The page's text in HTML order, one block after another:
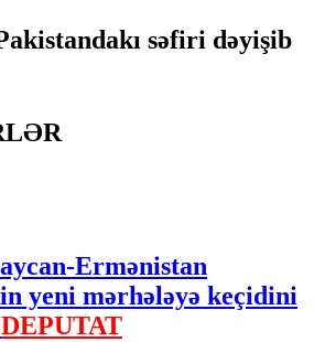
səfiri dəyişib
Ermənistan
yeni mərhələyə keçidini
DEPUTAT